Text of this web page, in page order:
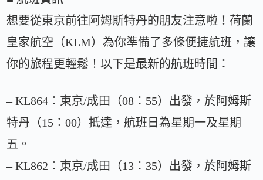
想要從東京前往阿姆斯特丹的朋友注意啦！荷蘭
皇家航空（KLM）為你準備了多條便捷航班，讓
你的旅程更輕鬆！以下是最新的航班時間：
– KL864：東京/成田（08：55）出發，於阿姆斯
特丹（15：00）抵達，航班日為星期一及星期
五。
– KL862：東京/成田（13：35）出發，於阿姆斯